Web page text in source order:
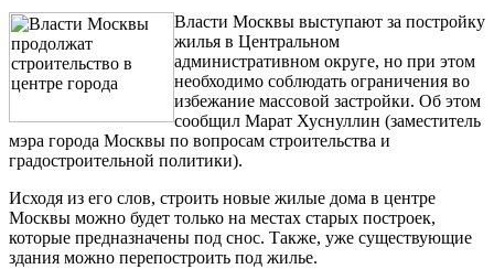
Власти Москвы выступают за постройку
жилья в Центральном
административном округе, но при этом
необходимо соблюдать ограничения во
избежание массовой застройки. Об этом
сообщил Марат Хуснуллин (заместитель
мэра города Москвы по вопросам строительства и
градостроительной политики).
Исходя из его слов, строить новые жилые дома в центре
Москвы можно будет только на местах старых построек,
которые предназначены под снос. Также, уже существующие
здания можно перепостроить под жилье.